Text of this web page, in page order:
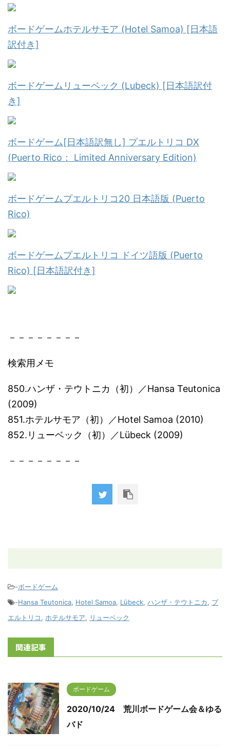
ボードゲームホテルサモア (Hotel Samoa) [日本語
訳付き]
ボードゲームリューベック (Lubeck) [日本語訳付
き]
ボードゲーム[日本語訳無し] プエルトリコ DX
(Puerto Rico： Limited Anniversary Edition)
ボードゲームプエルトリコ20 日本語版 (Puerto
Rico)
ボードゲームプエルトリコ ドイツ語版 (Puerto
Rico) [日本語訳付き]
－－－－－－－－
検索用メモ
850.ハンザ・テウトニカ（初）／Hansa Teutonica
(2009)
851.ホテルサモア（初）／Hotel Samoa (2010)
852.リューベック（初）／Lübeck (2009)
－－－－－－－－
-ボードゲーム
-Hansa Teutonica, Hotel Samoa, Lübeck, ハンザ・テウトニカ, プ
エルトリコ, ホテルサモア, リューベック
関連記事
ボードゲーム
2020/10/24 荒川ボードゲーム会＆ゆる
バド